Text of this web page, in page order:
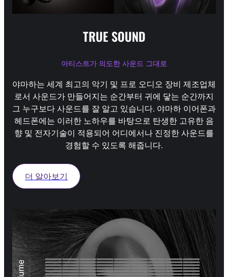
TRUE SOUND
아티스트가 의도한 사운드 그대로
야마하는 세계 최고의 악기 및 프로 오디오 장비 제조업체
로서 사운드가 만들어지는 순간부터 귀에 닿는 순간까지
그 누구보다 사운드를 잘 알고 있습니다. 야마하 이어폰과
헤드폰에는 이러한 노하우를 바탕으로 탄생한 고유한 음
향 및 전자기술이 적용되어 어디에서나 진정한 사운드를
경험할 수 있도록 해줍니다.
더 알아보기